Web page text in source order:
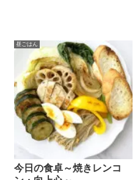
昼ごはん
今日の食卓～焼きレンコ